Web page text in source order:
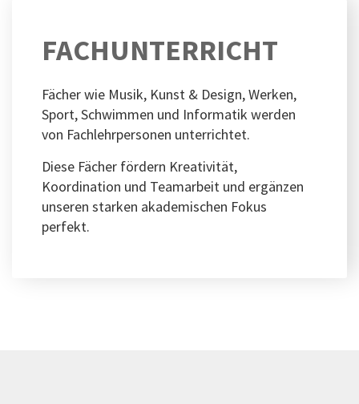
FACHUNTERRICHT
Fächer wie Musik, Kunst & Design, Werken,
Sport, Schwimmen und Informatik werden
von Fachlehrpersonen unterrichtet.
Diese Fächer fördern Kreativität,
Koordination und Teamarbeit und ergänzen
unseren starken akademischen Fokus
perfekt.